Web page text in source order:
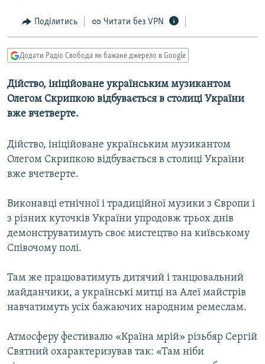
пошукуКУЛЬТУРА
СПОРТ
СВІТ
ДОНБАС.РЕАЛІЇ
КРИМ.РЕАЛІЇ
ТИ ЯК?
КИТАЙ.ВИКЛИКИ
МУЛЬТИМЕДІА
СПЕЦПРОЄКТИ
ПОДКАСТИ
КРИМ РЕАЛІЇ
РУС
УКР
ДОЛУЧАЙСЯ!
Поділитись Читати без VPN
Додати Радіо Свобода як бажане джерело в Google
Дійство, ініційоване українським музикантом
Олегом Скрипкою відбувається в столиці України
вже вчетверте.
Дійство, ініційоване українським музикантом
Олегом Скрипкою відбувається в столиці України
вже вчетверте.
Виконавці етнічної і традиційної музики з Європи і
з різних куточків України упродовж трьох днів
демонструватимуть своє мистецтво на київському
Співочому полі.
Там же працюватимуть дитячий і танцювальний
майданчики, а українські митці на Алеї майстрів
навчатимуть усіх бажаючих народним ремеслам.
Атмосферу фестивалю «Країна мрій» різьбяр Сергій
Святний охарактеризував так: «Там ніби